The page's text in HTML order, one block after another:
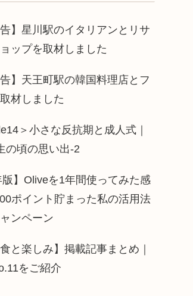
告】星川駅のイタリアンとリサ
ップを取材しました
告】天王町駅の韓国料理店とフ
材しました
＞小さな反抗期と成人式｜
の頃の思い出-2
版】Oliveを1年間使ってみた感
ポイント貯まった私の活用法
ンペーン
食と楽しみ】掲載記事まとめ｜
をご紹介